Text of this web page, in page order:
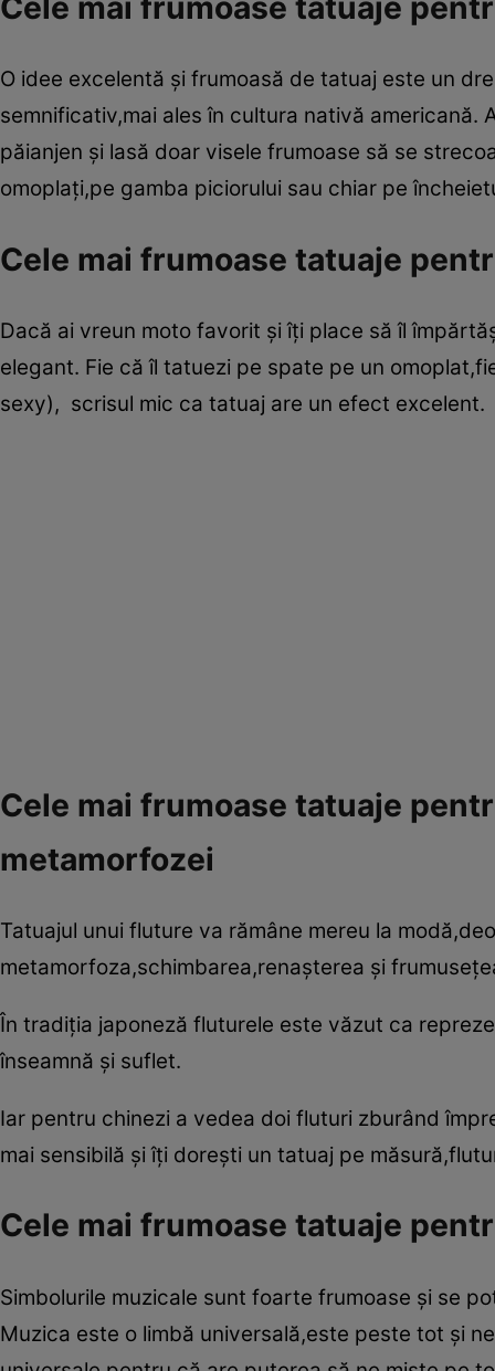
O idee excelentă şi frumoasă de tatuaj este un
semnificativ,mai ales în cultura nativă
păianjen şi lasă doar visele frumoase să se
omoplaţi,pe gamba piciorului sau chiar pe
Cele mai frumoase tatuaje
Dacă ai vreun moto favorit şi îţi place să îl
elegant. Fie că îl tatuezi pe spate pe un
sexy), scrisul mic ca tatuaj are un efect excelent.
Cele mai frumoase tatuaje
metamorfozei
Tatuajul unui fluture va rămâne mereu la
metamorfoza,schimbarea,renaşterea şi
În tradiţia japoneză fluturele este văzut ca
înseamnă şi suflet.
Iar pentru chinezi a vedea doi fluturi zburând
mai sensibilă şi îţi doreşti un tatuaj pe
Cele mai frumoase tatuaje
Simbolurile muzicale sunt foarte frumoase şi se
Muzica este o limbă universală,este peste tot şi